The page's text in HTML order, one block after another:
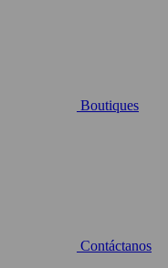
Boutiques
Contáctanos